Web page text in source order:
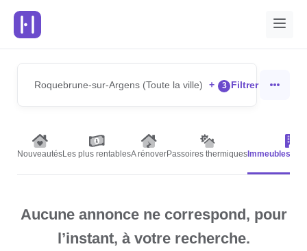
Roquebrune-sur-Argens (Toute la ville) + 3 Filtrer
NouveautésLes plus rentablesA rénoverPassoires thermiques Immeubles de
Aucune annonce ne correspond, pour
l’instant, à votre recherche.